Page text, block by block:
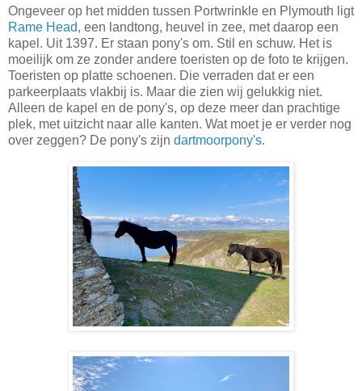
Ongeveer op het midden tussen Portwrinkle en Plymouth ligt
Rame Head, een landtong, heuvel in zee, met daarop een
kapel. Uit 1397. Er staan pony's om. Stil en schuw. Het is
moeilijk om ze zonder andere toeristen op de foto te krijgen.
Toeristen op platte schoenen. Die verraden dat er een
parkeerplaats vlakbij is. Maar die zien wij gelukkig niet.
Alleen de kapel en de pony's, op deze meer dan prachtige
plek, met uitzicht naar alle kanten. Wat moet je er verder nog
over zeggen? De pony's zijn dartmoorpony's.